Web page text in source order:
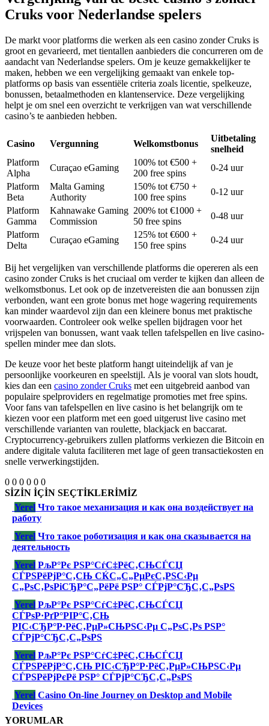
Cruks voor Nederlandse spelers
De markt voor platforms die werken als een casino zonder Cruks is
groot en gevarieerd, met tientallen aanbieders die concurreren om de
aandacht van Nederlandse spelers. Om je keuze gemakkelijker te
maken, hebben we een vergelijking gemaakt van enkele top-
platforms op basis van essentiële criteria zoals licentie, spelkeuze,
bonussen, betaalmethoden en klantenservice. Deze vergelijking
helpt je om snel een overzicht te verkrijgen van wat verschillende
casino’s te aanbieden hebben.
Casino Vergunning Welkomstbonus
Uitbetaling
snelheid
Platform
Alpha
Curaçao eGaming
100% tot €500 +
200 free spins
0-24 uur
Platform
Beta
Malta Gaming
Authority
150% tot €750 +
100 free spins
0-12 uur
Platform
Gamma
Kahnawake Gaming
Commission
200% tot €1000 +
50 free spins
0-48 uur
Platform
Delta
Curaçao eGaming
125% tot €600 +
150 free spins
0-24 uur
Bij het vergelijken van verschillende platforms die opereren als een
casino zonder Cruks is het cruciaal om verder te kijken dan alleen de
welkomstbonus. Let ook op de inzetvereisten die aan bonussen zijn
verbonden, want een grote bonus met hoge wagering requirements
kan minder waardevol zijn dan een kleinere bonus met praktische
voorwaarden. Controleer ook welke spellen bijdragen voor het
vrijspelen van bonussen, want vaak tellen tafelspellen en live casino-
spellen minder mee dan slots.
De keuze voor het beste platform hangt uiteindelijk af van je
persoonlijke voorkeuren en speelstijl. Als je vooral van slots houdt,
kies dan een casino zonder Cruks met een uitgebreid aanbod van
populaire spelproviders en regelmatige promoties met free spins.
Voor fans van tafelspellen en live casino is het belangrijk om te
kiezen voor een platform met een goed uitgerust live casino met
verschillende varianten van roulette, blackjack en baccarat.
Cryptocurrency-gebruikers zullen platforms verkiezen die Bitcoin en
andere digitale valuta faciliteren met lage of geen transactiekosten en
snelle verwerkingstijden.
0 0 0 0 0 0
SİZİN İÇİN SEÇTİKLERİMİZ
Yerel Что такое механизация и как она воздействует на
работу
Yerel Что такое роботизация и как она сказывается на
деятельность
Yerel РљР°Рє РЅР°СѓС‡РёС‚СЊСЃСЏ
СЃРЅРёРјР°С‚СЊ СЌС„С„РµРєС‚РЅС‹Рµ
С„РѕС‚РѕРіСЂР°С„РёРё РЅР° СЃРјР°СЂС‚С„РѕРЅ
Yerel РљР°Рє РЅР°СѓС‡РёС‚СЊСЃСЏ
СЃРѕР·РґР°РІР°С‚СЊ
РІС‹СЂР°Р·РёС‚РµР»СЊРЅС‹Рµ С„РѕС‚Рѕ РЅР°
СЃРјР°СЂС‚С„РѕРЅ
Yerel РљР°Рє РЅР°СѓС‡РёС‚СЊСЃСЏ
СЃРЅРёРјР°С‚СЊ РІС‹СЂР°Р·РёС‚РµР»СЊРЅС‹Рµ
СЃРЅРёРјРєРё РЅР° СЃРјР°СЂС‚С„РѕРЅ
Yerel Casino On-line Journey on Desktop and Mobile
Devices
YORUMLAR